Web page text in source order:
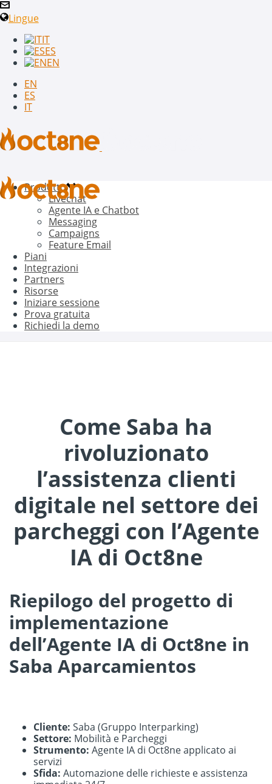
Lingue
IT
ES
EN
EN
ES
IT
Prodotto
Livechat
Agente IA e Chatbot
Messaging
Campaigns
Feature Email
Piani
Integrazioni
Partners
Risorse
Iniziare sessione
Prova gratuita
Richiedi la demo
Come Saba ha
rivoluzionato
l’assistenza clienti
digitale nel settore dei
parcheggi con l’Agente
IA di Oct8ne
Riepilogo del progetto di
implementazione
dell’Agente IA di Oct8ne in
Saba Aparcamientos
Cliente: Saba (Gruppo Interparking)
Settore: Mobilità e Parcheggi
Strumento: Agente IA di Oct8ne applicato ai
servizi
Sfida: Automazione delle richieste e assistenza